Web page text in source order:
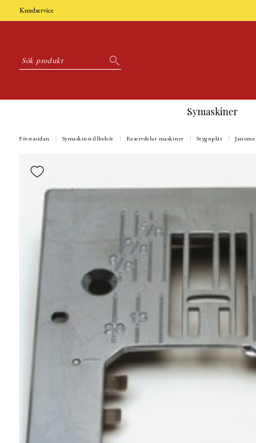
Kundservice
Symaskiner
Förstasidan Symaskinstillbehör Reservdelar maskiner Stygnplåt Janome